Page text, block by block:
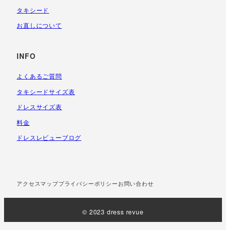
タキシード
お直しについて
INFO
よくあるご質問
タキシードサイズ表
ドレスサイズ表
料金
ドレスレビューブログ
アクセスマッププライバシーポリシーお問い合わせ
© 2023 dress revue